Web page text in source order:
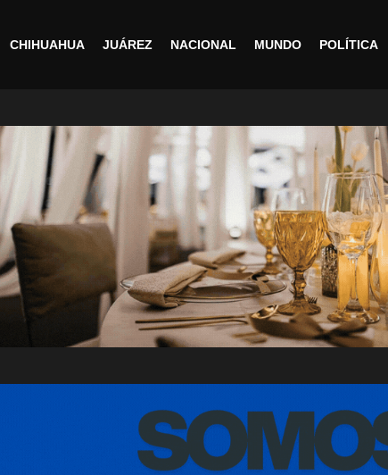
CHIHUAHUA JUÁREZ NACIONAL MUNDO POLÍTICA